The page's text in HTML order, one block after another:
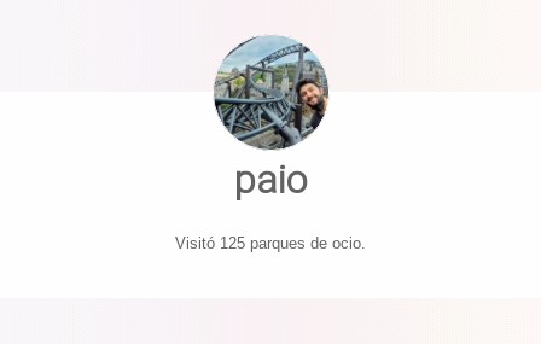
paio
Visitó 125 parques de ocio.